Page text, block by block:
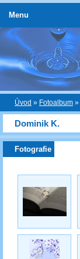
Úvod » Fotoalbum »
Dominik K.
Fotografie
Menu